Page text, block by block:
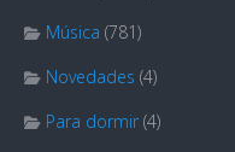
Música (781)
Novedades (4)
Para dormir (4)